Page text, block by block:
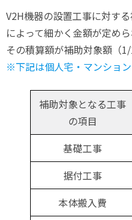
V2H機器の設置工事に対す
によって細かく金額が定めら
その積算額が補助対象額（1/
※下記は個人宅・マンショ
補助対象となる工事
の項目
基礎工事
据付工事
本体搬入費